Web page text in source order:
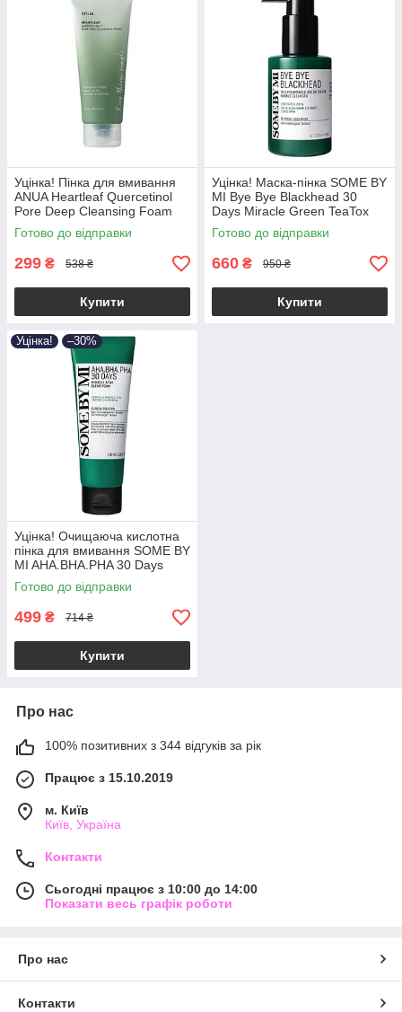
Уцінка! Пінка для вмивання
ANUA Heartleaf Quercetinol
Pore Deep Cleansing Foam
150ml (до 15.11.2026)
Готово до відправки
299 ₴ 538 ₴
Купити
Уцінка! Маска-пінка SOME BY
MI Bye Bye Blackhead 30
Days Miracle Green TeaTox
Bubble Cleanser (М'ята
коробка!)
Готово до відправки
660 ₴ 950 ₴
Купити
Уцінка! –30%
Уцінка! Очищаюча кислотна
пінка для вмивання SOME BY
MI AHA.BHA.PHA 30 Days
Miracle Acne Clear Foam
100ml (термін до:
14.12.2026!)
Готово до відправки
499 ₴ 714 ₴
Купити
Про нас
100% позитивних з 344 відгуків за рік
Працює з 15.10.2019
м. Київ
Київ, Україна
Контакти
Сьогодні працює з 10:00 до 14:00
Показати весь графік роботи
Про нас
Контакти